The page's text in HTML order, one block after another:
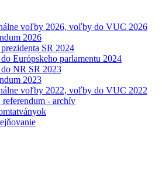
voľby 2026, voľby do VUC 2026
2026
SR 2024
Európskeho parlamentu 2024
NR SR 2023
2023
voľby 2022, voľby do VUC 2022
- archív